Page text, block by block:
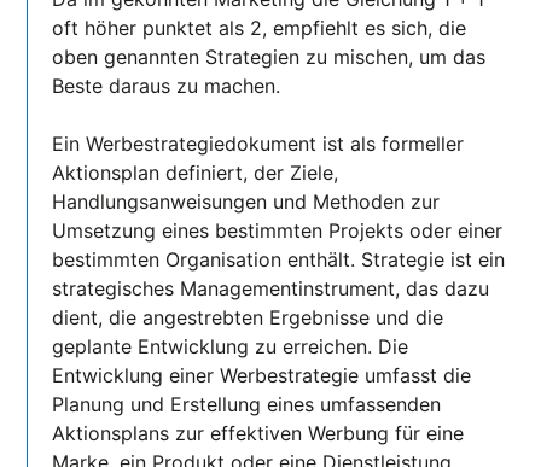
oft höher punktet als 2, empfiehlt es sich, die
oben genannten Strategien zu mischen, um das
Beste daraus zu machen.
Ein Werbestrategiedokument ist als formeller
Aktionsplan definiert, der Ziele,
Handlungsanweisungen und Methoden zur
Umsetzung eines bestimmten Projekts oder einer
bestimmten Organisation enthält. Strategie ist ein
strategisches Managementinstrument, das dazu
dient, die angestrebten Ergebnisse und die
geplante Entwicklung zu erreichen. Die
Entwicklung einer Werbestrategie umfasst die
Planung und Erstellung eines umfassenden
Aktionsplans zur effektiven Werbung für eine
Marke, ein Produkt oder eine Dienstleistung.